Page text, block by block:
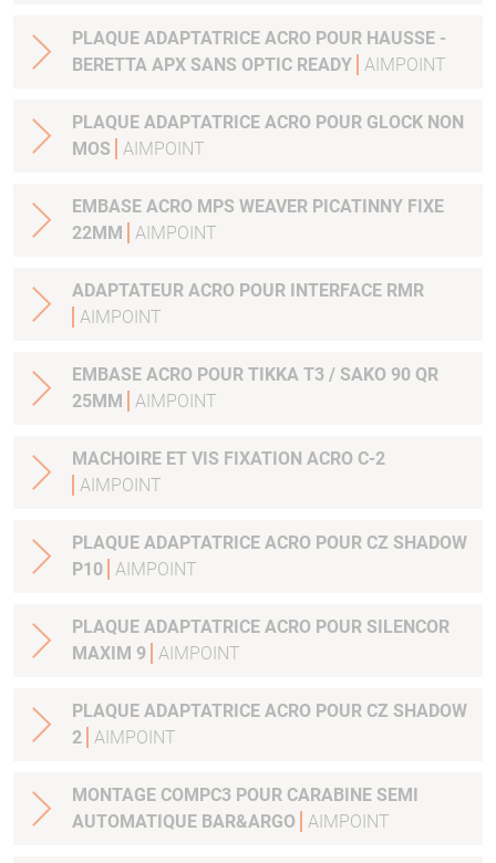
PLAQUE ADAPTATRICE ACRO POUR HAUSSE -
BERETTA APX SANS OPTIC READY AIMPOINT
PLAQUE ADAPTATRICE ACRO POUR GLOCK NON
MOS
AIMPOINT
EMBASE ACRO MPS WEAVER PICATINNY FIXE
22MM
AIMPOINT
ADAPTATEUR ACRO POUR INTERFACE RMR
AIMPOINT
EMBASE ACRO POUR TIKKA T3 / SAKO 90 QR
25MM
AIMPOINT
MACHOIRE ET VIS FIXATION ACRO C-2
AIMPOINT
PLAQUE ADAPTATRICE ACRO POUR CZ SHADOW
P10 AIMPOINT
PLAQUE ADAPTATRICE ACRO POUR SILENCOR
MAXIM 9
AIMPOINT
PLAQUE ADAPTATRICE ACRO POUR CZ SHADOW
2 AIMPOINT
MONTAGE COMPC3 POUR CARABINE SEMI
AUTOMATIQUE BAR&ARGO
AIMPOINT